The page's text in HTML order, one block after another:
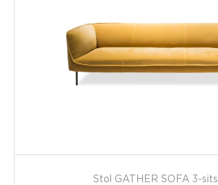
Stol GATHER SOFA 3-sits